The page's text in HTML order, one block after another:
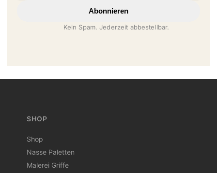
Abonnieren
Kein Spam. Jederzeit abbestellbar.
SHOP
Shop
Nasse Paletten
Malerei Griffe